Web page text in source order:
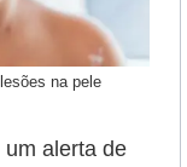
na pele
um alerta de